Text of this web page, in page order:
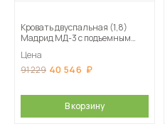
Кровать двуспальная (1,8)
Мадрид МД-3 с подъемным
светлое
Цена
91 229 40 546
В корзину